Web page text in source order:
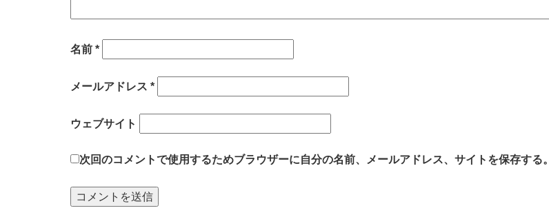
名前 *
メールアドレス *
ウェブサイト
次回のコメントで使用するためブラウザーに自分の名前、メールアドレス、サイトを保存する。